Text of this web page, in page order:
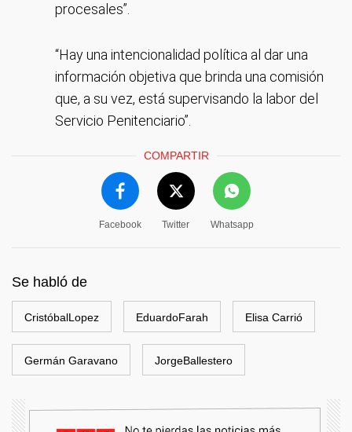
procesales”.
“Hay una intencionalidad política al dar una
información objetiva que brinda una comisión
que, a su vez, está supervisando la labor del
Servicio Penitenciario”.
COMPARTIR
Facebook Twitter Whatsapp
Se habló de
CristóbalLopez EduardoFarah Elisa Carrió
Germán Garavano JorgeBallestero